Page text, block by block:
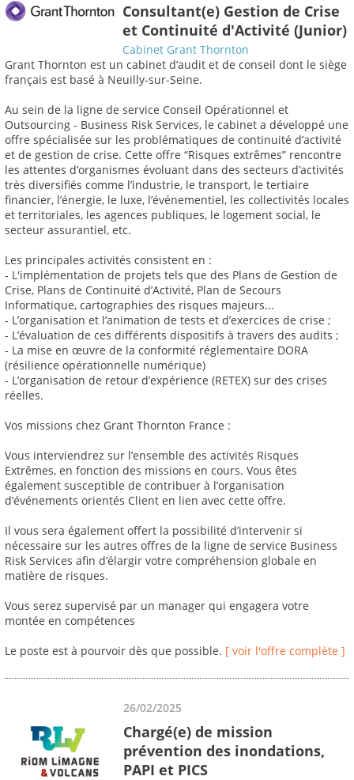
Consultant(e) Gestion de Crise
et Continuité d'Activité (Junior)
Cabinet Grant Thornton
Grant Thornton est un cabinet d’audit et de conseil dont le siège
français est basé à Neuilly-sur-Seine.
Au sein de la ligne de service Conseil Opérationnel et
Outsourcing - Business Risk Services, le cabinet a développé une
offre spécialisée sur les problématiques de continuité d’activité
et de gestion de crise. Cette offre “Risques extrêmes” rencontre
les attentes d’organismes évoluant dans des secteurs d’activités
très diversifiés comme l’industrie, le transport, le tertiaire
financier, l’énergie, le luxe, l’événementiel, les collectivités locales
et territoriales, les agences publiques, le logement social, le
secteur assurantiel, etc.
Les principales activités consistent en :
- L'implémentation de projets tels que des Plans de Gestion de
Crise, Plans de Continuité d’Activité, Plan de Secours
Informatique, cartographies des risques majeurs...
- L’organisation et l’animation de tests et d’exercices de crise ;
- L’évaluation de ces différents dispositifs à travers des audits ;
- La mise en œuvre de la conformité réglementaire DORA
(résilience opérationnelle numérique)
- L’organisation de retour d’expérience (RETEX) sur des crises
réelles.
Vos missions chez Grant Thornton France :
Vous interviendrez sur l’ensemble des activités Risques
Extrêmes, en fonction des missions en cours. Vous êtes
également susceptible de contribuer à l’organisation
d’événements orientés Client en lien avec cette offre.
Il vous sera également offert la possibilité d’intervenir si
nécessaire sur les autres offres de la ligne de service Business
Risk Services afin d’élargir votre compréhension globale en
matière de risques.
Vous serez supervisé par un manager qui engagera votre
montée en compétences
Le poste est à pourvoir dès que possible. [ voir l'offre complète ]
26/02/2025
Chargé(e) de mission
prévention des inondations,
PAPI et PICS